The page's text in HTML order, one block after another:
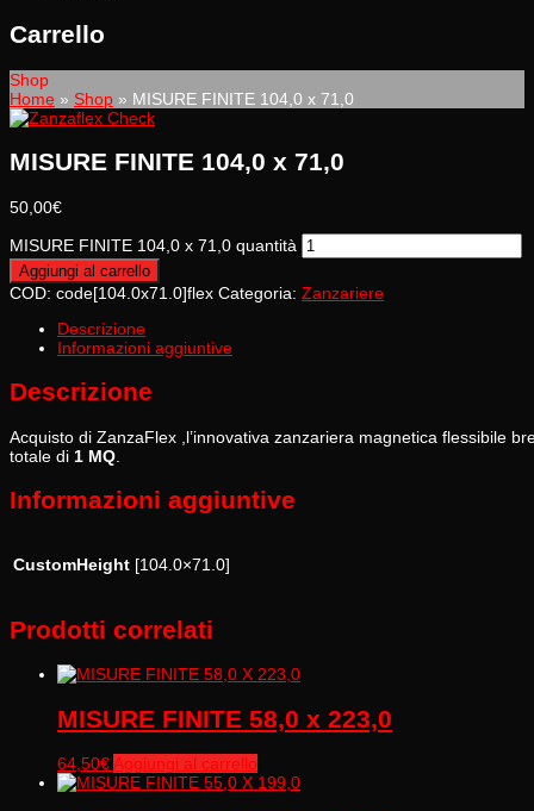
Carrello
Shop
Home » Shop » MISURE FINITE 104,0 x 71,0
MISURE FINITE 104,0 x 71,0
50,00€
MISURE FINITE 104,0 x 71,0 quantità
Aggiungi al carrello
COD: code[104.0x71.0]flex Categoria: Zanzariere
Descrizione
Informazioni aggiuntive
Descrizione
Acquisto di ZanzaFlex ,l’innovativa zanzariera magnetica flessibile
totale di 1 MQ
Informazioni aggiuntive
CustomHeight [104.0×71.0]
Prodotti correlati
MISURE FINITE 58,0 x 223,0
64,50€ Aggiungi al carrello